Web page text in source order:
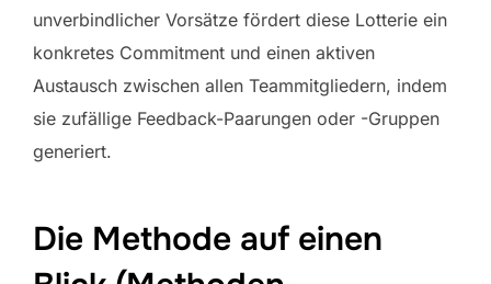
unverbindlicher Vorsätze fördert diese Lotterie ein
konkretes Commitment und einen aktiven
Austausch zwischen allen Teammitgliedern, indem
sie zufällige Feedback-Paarungen oder -Gruppen
generiert.
Die Methode auf einen